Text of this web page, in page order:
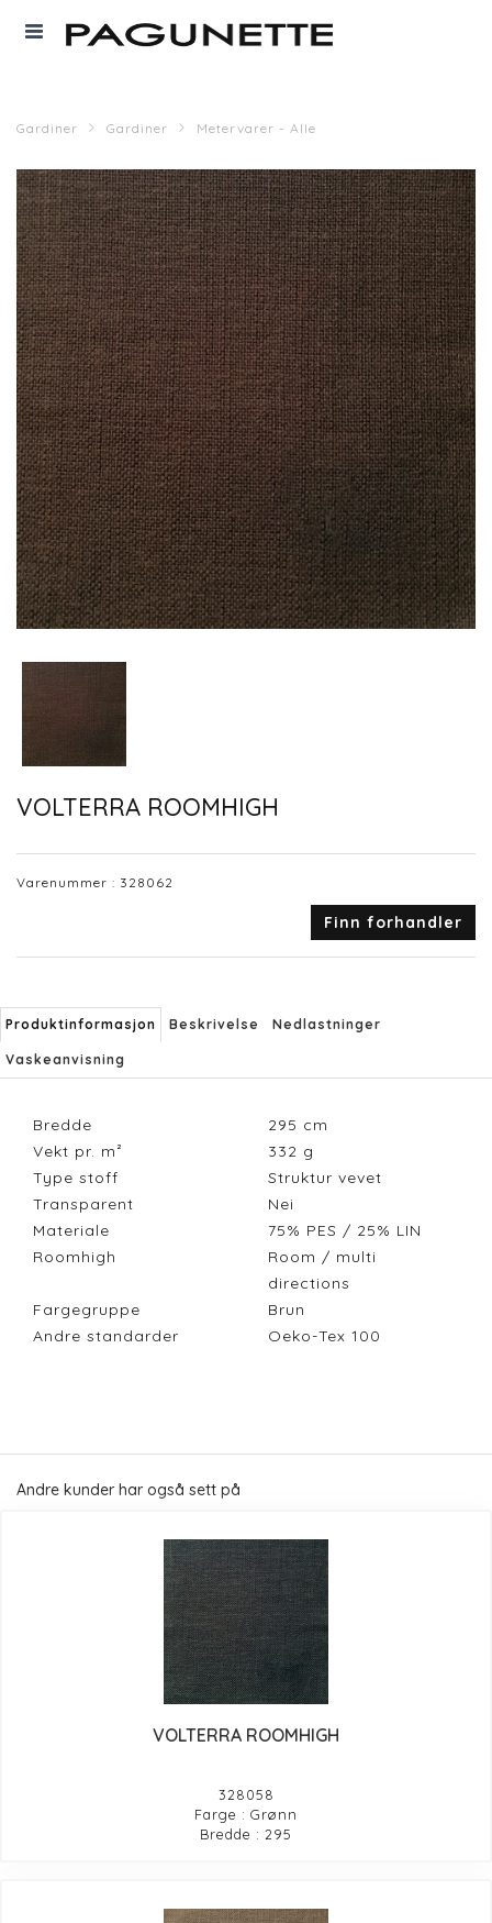
Gardiner Gardiner Metervarer - Alle
VOLTERRA ROOMHIGH
Varenummer : 328062
Finn forhandler
Produktinformasjon Beskrivelse Nedlastninger
Vaskeanvisning
Bredde 295 cm
Vekt pr. m²
332 g
Type stoff
Struktur vevet
Transparent
Nei
Materiale
75% PES / 25% LIN
Roomhigh
Room / multi
directions
Fargegruppe
Brun
Andre standarder
Oeko-Tex 100
Andre kunder har også sett på
VOLTERRA ROOMHIGH
328058
Farge : Grønn
Bredde : 295